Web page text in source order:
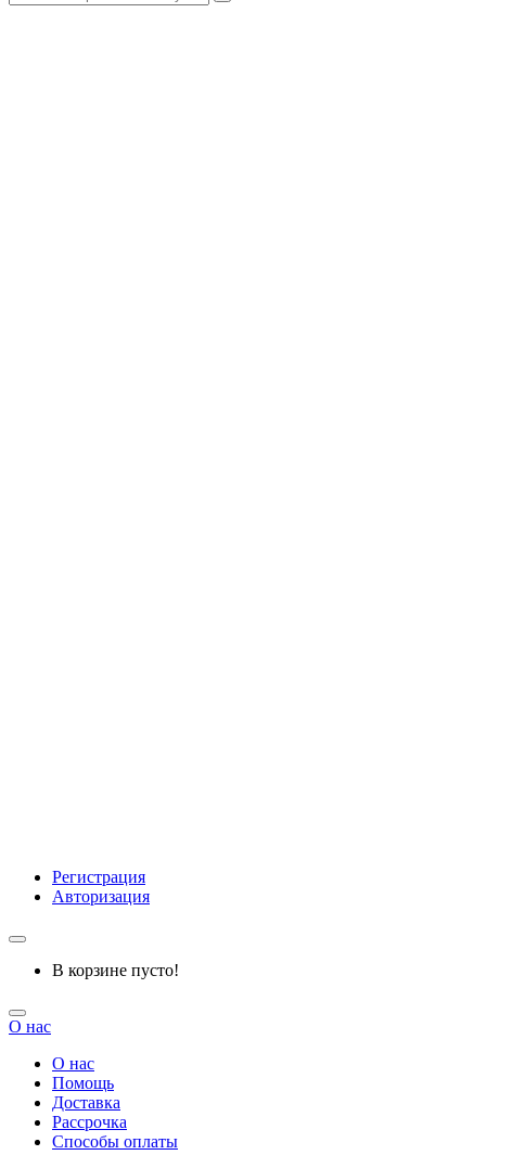
Регистрация
Авторизация
В корзине пусто!
О нас
О нас
Помощь
Доставка
Рассрочка
Способы оплаты